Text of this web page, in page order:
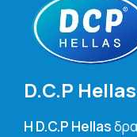
D.C.P
H D.C.P Hellas